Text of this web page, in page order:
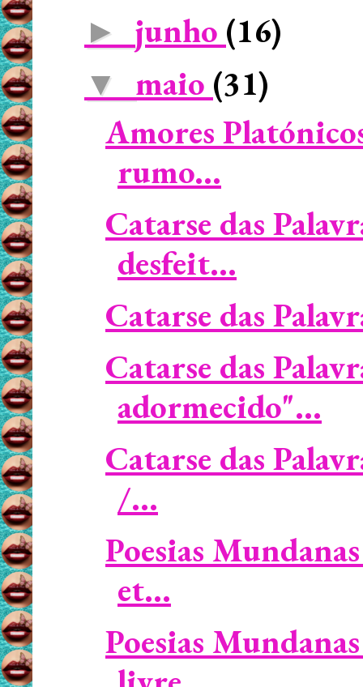
► junho (16)
▼ maio (31)
Amores
rumo...
Catarse das
desfeit...
Catarse das
Catarse das
adormecido"...
Catarse das
/...
Poesias
et...
Poesias